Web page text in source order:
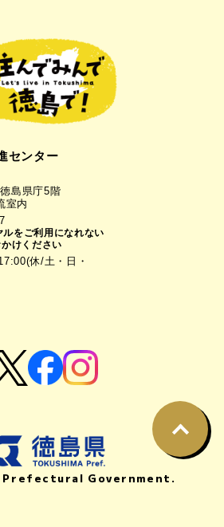
センター
島県庁5階
室内
をご利用になれない
けください
休/土・日・
Prefectural Government.